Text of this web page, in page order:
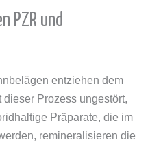
PZR und
entziehen dem
Prozess ungestört,
Präparate, die im
remineralisieren die